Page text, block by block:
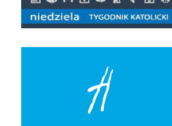
Pasterka 2022
Złoty Jubileusz
Pierwsza Komunia Św. – Gr 1